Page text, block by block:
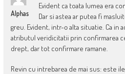
Alphas
Evident ca toata lumea era
Dar si astea ar putea fi
greu. Evident, intr-o alta situatie. Ca in
atributul veridicitatii prin confirmarea
drept, dar tot confirmare ramane.
Revin cu intrebarea de mai sus: este